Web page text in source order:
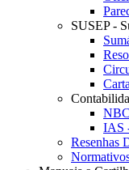
SUSEP -
IAS
Resenhas